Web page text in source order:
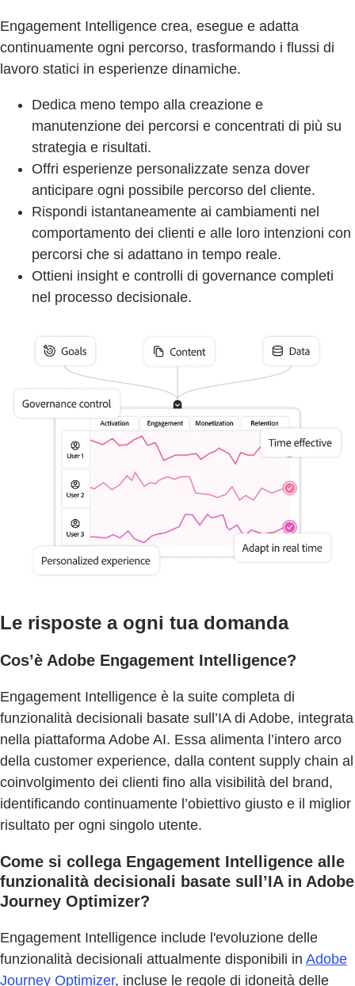
Engagement Intelligence crea, esegue e adatta
continuamente ogni percorso, trasformando i flussi di
lavoro statici in esperienze dinamiche.
Dedica meno tempo alla creazione e
manutenzione dei percorsi e concentrati di più su
strategia e risultati.
Offri esperienze personalizzate senza dover
anticipare ogni possibile percorso del cliente.
Rispondi istantaneamente ai cambiamenti nel
comportamento dei clienti e alle loro intenzioni con
percorsi che si adattano in tempo reale.
Ottieni insight e controlli di governance completi
nel processo decisionale.
Le risposte a ogni tua domanda
Cos’è Adobe Engagement Intelligence?
Engagement Intelligence è la suite completa di
funzionalità decisionali basate sull’IA di Adobe, integrata
nella piattaforma Adobe AI. Essa alimenta l’intero arco
della customer experience, dalla content supply chain al
coinvolgimento dei clienti fino alla visibilità del brand,
identificando continuamente l’obiettivo giusto e il miglior
risultato per ogni singolo utente.
Come si collega Engagement Intelligence alle
funzionalità decisionali basate sull’IA in Adobe
Journey Optimizer?
Engagement Intelligence include l'evoluzione delle
funzionalità decisionali attualmente disponibili in Adobe
Journey Optimizer, incluse le regole di idoneità delle